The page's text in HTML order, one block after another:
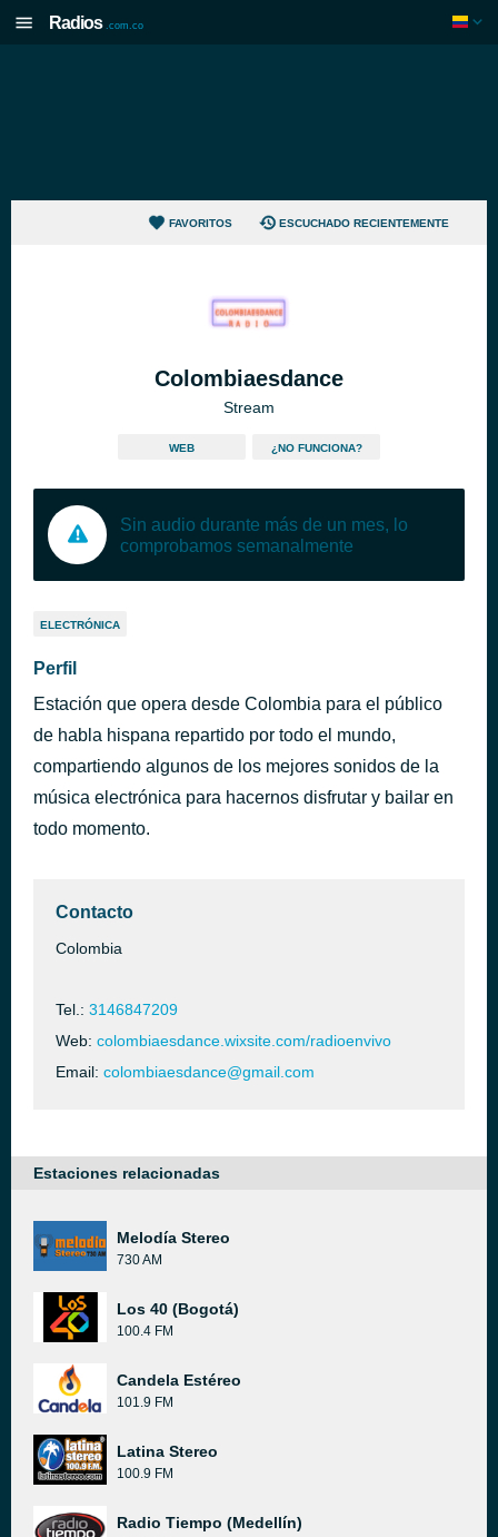
Radios .com.co
FAVORITOS ESCUCHADO RECIENTEMENTE
Colombiaesdance
Stream
WEB ¿NO FUNCIONA?
Sin audio durante más de un mes, lo
comprobamos semanalmente
ELECTRÓNICA
Perfil
Estación que opera desde Colombia para el público
de habla hispana repartido por todo el mundo,
compartiendo algunos de los mejores sonidos de la
música electrónica para hacernos disfrutar y bailar en
todo momento.
Contacto
Colombia
Tel.: 3146847209
Web: colombiaesdance.wixsite.com/radioenvivo
Email: colombiaesdance@gmail.com
Estaciones relacionadas
Melodía Stereo
730 AM
Los 40 (Bogotá)
100.4 FM
Candela Estéreo
101.9 FM
Latina Stereo
100.9 FM
Radio Tiempo (Medellín)